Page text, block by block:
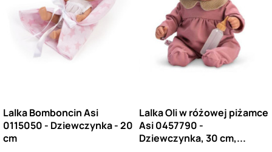
Lalka Bomboncin Asi
0115050 - Dziewczynka - 20
cm
Lalka Oli w różowej piżamce
Asi 0457790 -
Dziewczynka, 30 cm,...